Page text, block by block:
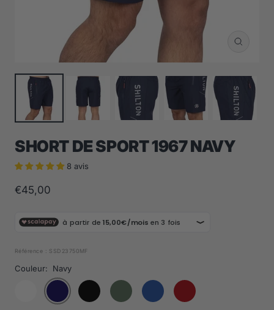
Zoom
SHORT DE SPORT 1967 NAVY
8 avis
Prix
vente
€45,00
Référence : SSD23750MF
Couleur: Navy